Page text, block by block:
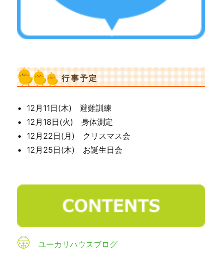
行事予定
12月11日(木) 避難訓練
12月18日(火) 身体測定
12月22日(月) クリスマス会
12月25日(木) お誕生日会
ユーカリハウスブログ